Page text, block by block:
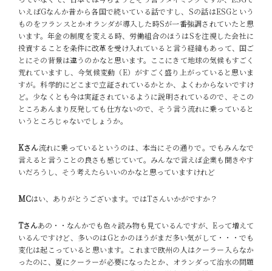
いえばGなんか昔から各国で続いている話ですし、Sの話はESGという
ものをフランスとかオランダが導入した時Sが一番強調されていたと思
います。年金の制度を変える時、労働組合のほうはSを注視した会社に
投資することを条件に改革を受け入れていると言う経緯もあって、国ご
とにその背景は違うのかなと思います。ここにきて地球の気候もすごく
荒れていますし、今気候変動（E）がすごく盛り上がっていると思いま
すが。科学的にどこまで立証されているかとか、よくわからないですけ
ど。少なくとも今は実証されているように説明されているので、そこの
ところあんまり反発しても仕方ないので、そう言う流れに乗っていると
いうところじゃないでしょうか。
Kさん流れに乗っているというのは、本当にその通りで。でもみんなで
言えると言うことの良さも感じていて。みんなで言えば企業も聞きやす
いだろうし、そう考えたらいいのかなと思っていますけれど
MCはい、ありがとうございます。ではTさんいかがですか？
Tさんあの・・なんかでも色々読み物も見ているんですが、Eって増えて
いるんですけど、多いのはGとかのほうがまだ多い気がして・・・でも
変化は起こっていると思います。これまで欧州の人はクーラー入らなか
ったのに、夏にクーラーが必要になったとか、オランダって治水の問題